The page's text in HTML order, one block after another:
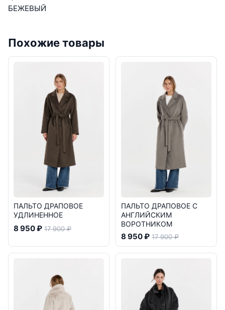
БЕЖЕВЫЙ
Похожие товары
ПАЛЬТО ДРАПОВОЕ
УДЛИНЕННОЕ
8 950 ₽ 17 900 ₽
ПАЛЬТО ДРАПОВОЕ С
АНГЛИЙСКИМ
ВОРОТНИКОМ
8 950 ₽ 17 900 ₽